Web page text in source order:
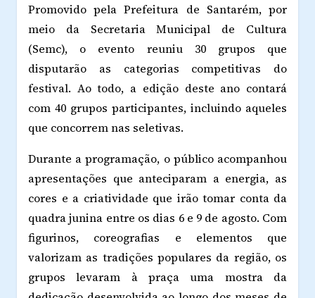
Promovido pela Prefeitura de Santarém, por
meio da Secretaria Municipal de Cultura
(Semc), o evento reuniu 30 grupos que
disputarão as categorias competitivas do
festival. Ao todo, a edição deste ano contará
com 40 grupos participantes, incluindo aqueles
que concorrem nas seletivas.
Durante a programação, o público acompanhou
apresentações que anteciparam a energia, as
cores e a criatividade que irão tomar conta da
quadra junina entre os dias 6 e 9 de agosto. Com
figurinos, coreografias e elementos que
valorizam as tradições populares da região, os
grupos levaram à praça uma mostra da